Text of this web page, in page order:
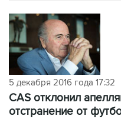
5 декабря 2016 года 17:32
CAS отклонил
отстранение от